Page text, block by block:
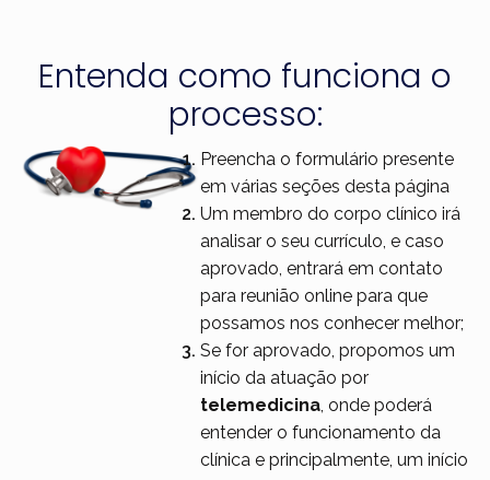
Entenda como funciona o
processo:
Preencha o formulário presente
em várias seções desta página
Um membro do corpo clínico irá
analisar o seu currículo, e caso
aprovado, entrará em contato
para reunião online para que
possamos nos conhecer melhor;
Se for aprovado, propomos um
início da atuação por
telemedicina, onde poderá
entender o funcionamento da
clínica e principalmente, um início